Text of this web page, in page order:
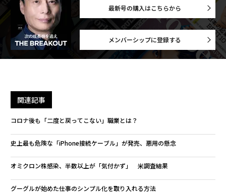
最新号の購入はこちらから
メンバーシップに登録する
関連記事
コロナ後も「二度と戻ってこない」職業とは？
史上最も危険な「iPhone接続ケーブル」が発売、悪用の懸念
オミクロン株感染、半数以上が「気付かず」 米調査結果
グーグルが始めた仕事のシンプル化を取り入れる方法